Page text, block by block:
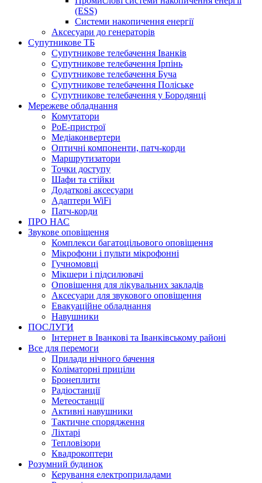
(ESS)
Системи накопичення енергії
Аксесуари до генераторів
Супутникове ТБ
Супутникове телебачення Іванків
Супутникове телебачення Ірпінь
Супутникове телебачення Буча
Супутникове телебачення Поліське
Супутникове телебачення у Бородянці
Мережеве обладнання
Комутатори
PoE-пристрої
Медіаконвертери
Оптичні компоненти, патч-корди
Маршрутизатори
Точки доступу
Шафи та стійки
Додаткові аксесуари
Адаптери WiFi
Патч-корди
ПРО НАС
Звукове оповіщення
Комплекси багатоцільового оповіщення
Мікрофони і пульти мікрофонні
Гучномовці
Мікшери і підсилювачі
Оповіщення для лікувальних закладів
Аксесуари для звукового оповіщення
Евакуаційне обладнання
Навушники
ПОСЛУГИ
Інтернет в Іванкові та Іванківському районі
Все для перемоги
Прилади нічного бачення
Коліматорні приціли
Бронеплити
Радіостанції
Метеостанції
Активні навушники
Тактичне спорядження
Ліхтарі
Тепловізори
Квадрокоптери
Розумний будинок
Керування електроприладами